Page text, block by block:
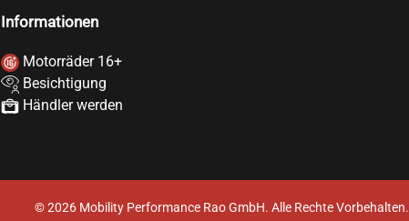
Informationen
Motorräder 16+
Besichtigung
Händler werden
©2026 Mobility Performance Rao GmbH. Alle Rechte Vorbehalten.